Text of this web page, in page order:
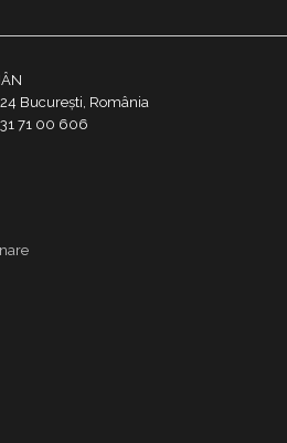
București, România
71 00 606